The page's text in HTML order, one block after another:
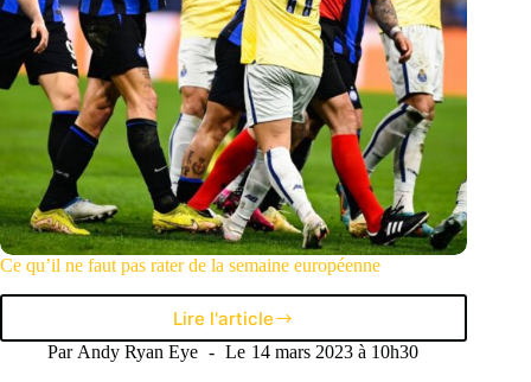
Ce qu’il ne faut pas rater de la semaine européenne
Lire l'article
Ce
qu’il
Par Andy Ryan Eye Le 14 mars 2023 à 10h30